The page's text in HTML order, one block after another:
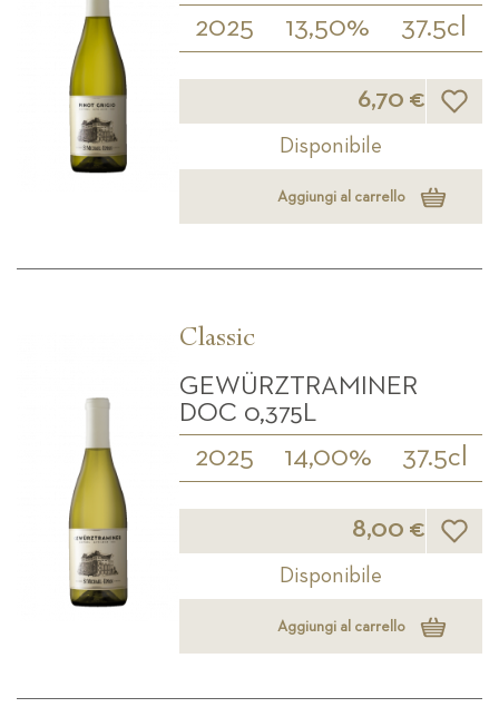
2025 13,50% 37.5cl
6,70 € Lista
Disponibile
Aggiungi al carrello
Classic
GEWÜRZTRAMINER
DOC 0,375L
2025 14,00% 37.5cl
8,00 € Lista
Disponibile
Aggiungi al carrello